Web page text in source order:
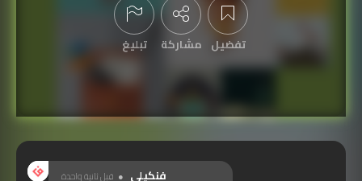
تفضيل مشاركة تبليغ
عرض التعليقات
فنكيلي قبل ثانية واحدة